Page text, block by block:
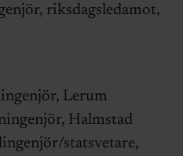
riksdagsledamot,
Lerum
Halmstad
statsvetare,